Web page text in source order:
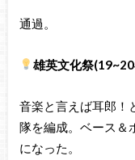
通過。
雄英文化祭
音楽と言えば耳郎！
隊を編成。ベース＆
になった。